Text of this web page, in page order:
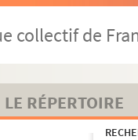
collectif de
LE RÉPERTOIRE